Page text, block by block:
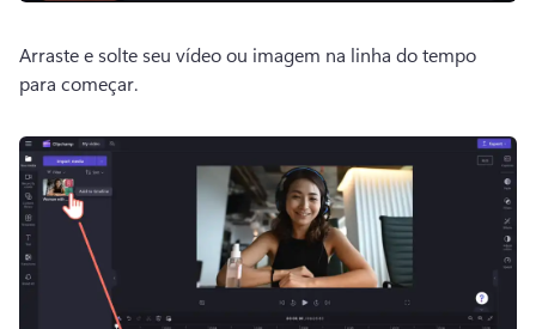
Arraste e solte seu vídeo ou imagem na linha do tempo
para começar.